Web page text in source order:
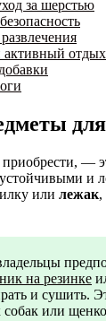
за шерстью
активный отдых
для
—
и
или лежак,
на резинке
и сушить.
или